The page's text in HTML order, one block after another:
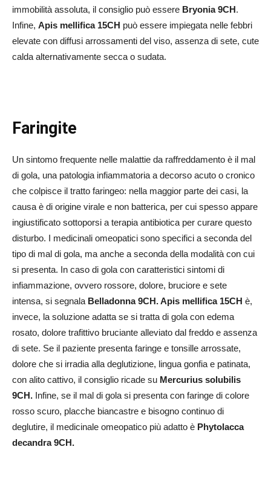
immobilità assoluta, il consiglio può essere Bryonia 9CH.
Infine, Apis mellifica 15CH può essere impiegata nelle febbri
elevate con diffusi arrossamenti del viso, assenza di sete, cute
calda alternativamente secca o sudata.
Faringite
Un sintomo frequente nelle malattie da raffreddamento è il mal
di gola, una patologia infiammatoria a decorso acuto o cronico
che colpisce il tratto faringeo: nella maggior parte dei casi, la
causa è di origine virale e non batterica, per cui spesso appare
ingiustificato sottoporsi a terapia antibiotica per curare questo
disturbo. I medicinali omeopatici sono specifici a seconda del
tipo di mal di gola, ma anche a seconda della modalità con cui
si presenta. In caso di gola con caratteristici sintomi di
infiammazione, ovvero rossore, dolore, bruciore e sete
intensa, si segnala Belladonna 9CH. Apis mellifica 15CH è,
invece, la soluzione adatta se si tratta di gola con edema
rosato, dolore trafittivo bruciante alleviato dal freddo e assenza
di sete. Se il paziente presenta faringe e tonsille arrossate,
dolore che si irradia alla deglutizione, lingua gonfia e patinata,
con alito cattivo, il consiglio ricade su Mercurius solubilis
9CH. Infine, se il mal di gola si presenta con faringe di colore
rosso scuro, placche biancastre e bisogno continuo di
deglutire, il medicinale omeopatico più adatto è Phytolacca
decandra 9CH.